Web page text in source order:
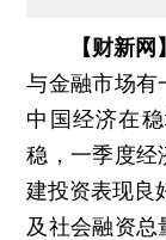
【财新
与金融市场有
中国经济在
稳，一季度经
建投资表现良
及社会融资